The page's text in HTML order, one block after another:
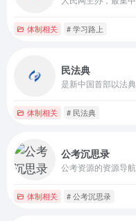
体制相关 # 学习路上
民法典
体制相关 # 民法典
公考沉思录
公考资源的资源导航
体制相关 # 公考沉思录